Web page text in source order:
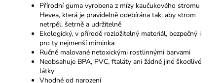
Přírodní guma vyrobena z mízy kaučukového stromu
Hevea, která je pravidelně odebírána tak, aby strom
netrpěl, šetrně a udržitelně
Ekologický, v přírodě rozložitelný materiál, bezpečný i
pro ty nejmenší miminka
Ručně malované netoxickými rostlinnými barvami
Neobsahuje BPA, PVC, ftaláty ani žádné jiné škodlivé
látky
Vhodné od narození